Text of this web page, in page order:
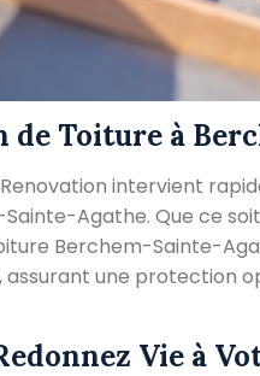
de Toiture à
intervient
Agathe. Que ce
Berchem-Sainte-
une protection
Vie à